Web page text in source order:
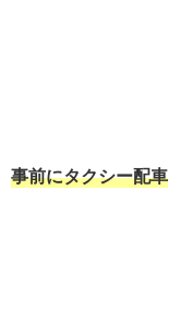
事前にタクシー配車